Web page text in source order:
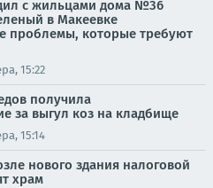
с жильцами дома №36
в Макеевке
проблемы, которые требуют
15:22
получила
за выгул коз на кладбище
15:14
нового здания налоговой
храм